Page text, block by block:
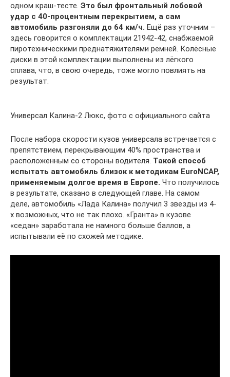
одном краш-тесте. Это был фронтальный лобовой
удар с 40-процентным перекрытием, а сам
автомобиль разгоняли до 64 км/ч. Ещё раз уточним –
здесь говорится о комплектации 21942-42, снабжаемой
пиротехническими преднатяжителями ремней. Колёсные
диски в этой комплектации выполнены из лёгкого
сплава, что, в свою очередь, тоже могло повлиять на
результат.
Универсал Калина-2 Люкс, фото с официального сайта
После набора скорости кузов универсала встречается с
препятствием, перекрывающим 40% пространства и
расположенным со стороны водителя. Такой способ
испытать автомобиль близок к методикам EuroNCAP,
применяемым долгое время в Европе. Что получилось
в результате, сказано в следующей главе. На самом
деле, автомобиль «Лада Калина» получил 3 звезды из 4-
х возможных, что не так плохо. «Гранта» в кузове
«седан» заработала не намного больше баллов, а
испытывали её по схожей методике.